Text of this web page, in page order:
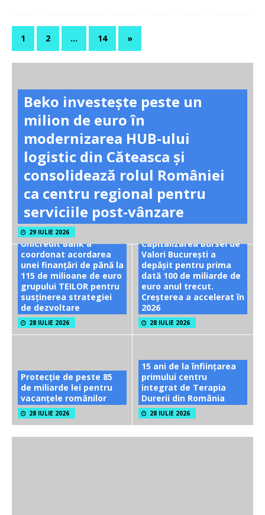
1 2 … 14 »
Beko investește peste un
milion de euro în
modernizarea HUB-ului
logistic din Căteasca și
consolidează rolul României
ca centru regional pentru
serviciile post-vânzare
29 IULIE 2026
UniCredit Bank a
coordonat acordarea
unei finanțări de până la
115 de milioane de euro
grupului TEILOR pentru
susținerea strategiei
de dezvoltare
28 IULIE 2026
Capitalizarea Bursei de
Valori București a
depășit pentru prima
dată 100 de miliarde de
euro anul trecut.
Creșterea a accelerat în
2026
28 IULIE 2026
Protecție de peste 85
de miliarde lei pentru
vacanțele românilor
28 IULIE 2026
15 ani de la înființarea
primului centru
integrat de Terapia
Durerii din România
28 IULIE 2026